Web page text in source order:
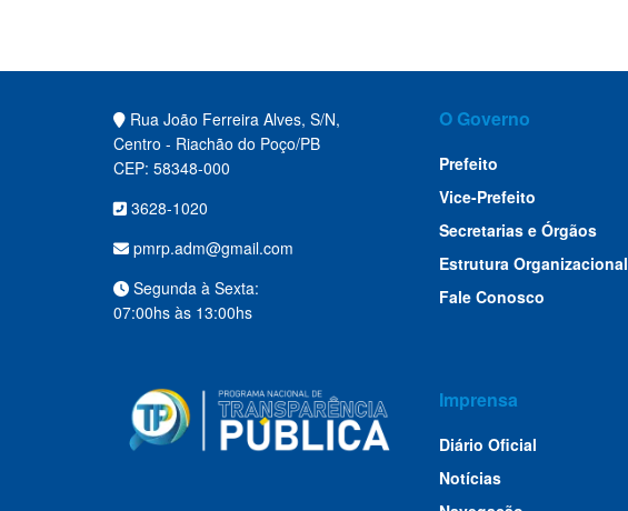
Rua João Ferreira Alves, S/N,
Centro - Riachão do Poço/PB
CEP: 58348-000
3628-1020
pmrp.adm@gmail.com
Segunda à Sexta:
07:00hs às 13:00hs
O Governo
Prefeito
Vice-Prefeito
Secretarias e Órgãos
Estrutura Organizacional
Fale Conosco
Imprensa
Diário Oficial
Notícias